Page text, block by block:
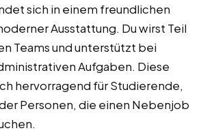
sich in einem freundlichen
Ausstattung. Du wirst Teil
Teams und unterstützt bei
Aufgaben. Diese
hervorragend für Studierende,
Personen, die einen Nebenjob